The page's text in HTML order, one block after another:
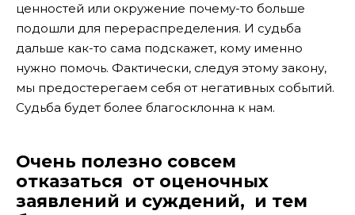
ценностей или окружение почему-то больше
подошли для перераспределения. И судьба
дальше как-то сама подскажет, кому именно
нужно помочь. Фактически, следуя этому закону,
мы предостерегаем себя от негативных событий.
Судьба будет более благосклонна к нам.
Очень полезно совсем
отказаться от оценочных
заявлений и суждений, и тем